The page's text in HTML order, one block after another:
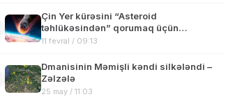
Çin Yer kürəsini “Asteroid
təhlükəsindən” qorumaq üçün
mütəxəssis qrupu yaradır
11 fevral / 09:13
Dmanisinin Məmişli kəndi silkələndi –
Zəlzələ
25 may / 11:03